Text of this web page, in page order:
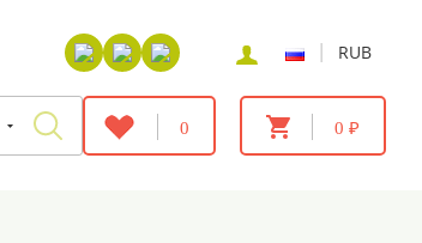
| RUB
0 0 ₽